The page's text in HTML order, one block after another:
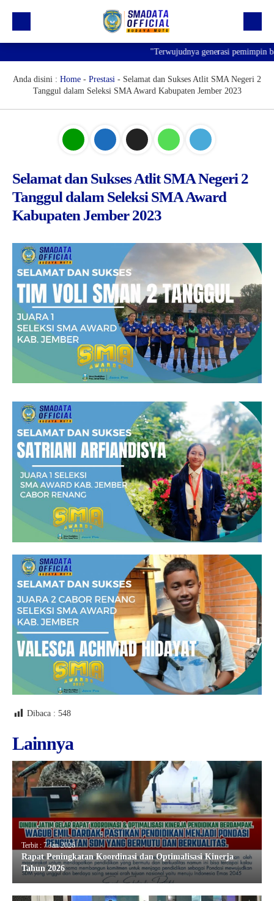
Profil
"Terwujudnya generasi pemimpin
Anda disini : Home - Prestasi - Selamat dan Sukses Atlit SMA Negeri 2
Tanggul dalam Seleksi SMA Award Kabupaten Jember 2023
Selamat dan Sukses Atlit SMA Negeri 2
Tanggul dalam Seleksi SMA Award
Kabupaten Jember 2023
Dibaca : 548
Lainnya
Terbit : 7 Jan 2026
Rapat Peningkatan Koordinasi dan Optimalisasi Kinerja
Tahun 2026